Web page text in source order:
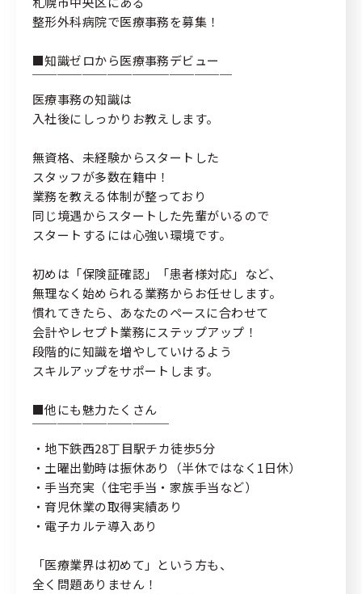
サイトマップ
整形外科病院で医療事務を募集！
■知識ゼロから医療事務デビュー
￣￣￣￣￣￣￣￣￣￣￣￣￣￣￣￣
医療事務の知識は
入社後にしっかりお教えします。
無資格、未経験からスタートした
スタッフが多数在籍中！
業務を教える体制が整っており
同じ境遇からスタートした先輩がいるので
スタートするには心強い環境です。
初めは「保険証確認」「患者様対応」など、
無理なく始められる業務からお任せします。
慣れてきたら、あなたのペースに合わせて
会計やレセプト業務にステップアップ！
段階的に知識を増やしていけるよう
スキルアップをサポートします。
■他にも魅力たくさん
￣￣￣￣￣￣￣￣￣￣￣
・地下鉄西28丁目駅チカ徒歩5分
・土曜出勤時は振休あり（半休ではなく1日休）
・手当充実（住宅手当・家族手当など）
・育児休業の取得実績あり
・電子カルテ導入あり
「医療業界は初めて」という方も、
全く問題ありません！